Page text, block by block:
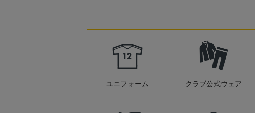
ユニフォーム クラブ公式ウェア